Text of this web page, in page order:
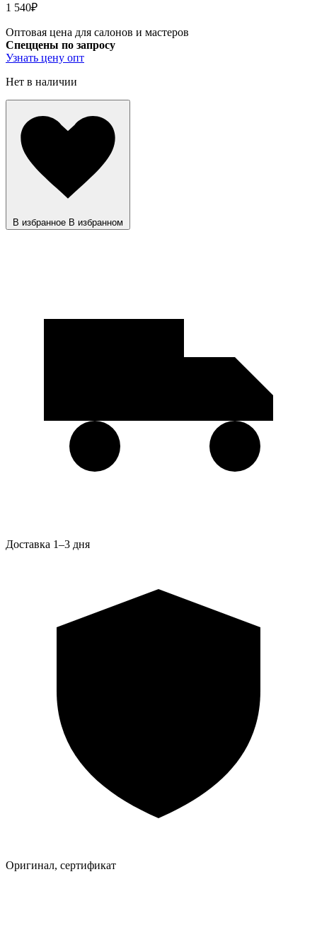
1 540₽
Оптовая цена для салонов и мастеров
Спеццены по запросу
Узнать цену опт
Нет в наличии
В избранное В избранном
Доставка 1–3 дня
Оригинал, сертификат